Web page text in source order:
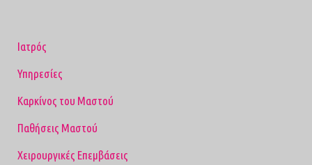
Ιατρός
Υπηρεσίες
Καρκίνος του Μαστού
Παθήσεις Μαστού
Χειρουργικές Επεμβάσεις